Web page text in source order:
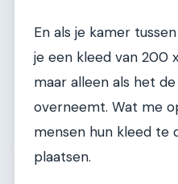
En als je kamer
je een kleed van 200
maar alleen als het
overneemt. Wat me
mensen hun kleed te
plaatsen.